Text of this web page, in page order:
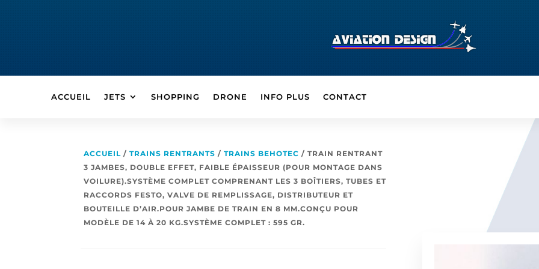
ACCUEIL JETS SHOPPING DRONE INFO PLUS CONTACT
ACCUEIL /TRAINS RENTRANTS /TRAINS BEHOTEC / TRAIN RENTRANT
3 JAMBES, DOUBLE EFFET, FAIBLE ÉPAISSEUR (POUR MONTAGE DANS
VOILURE).SYSTÈME COMPLET COMPRENANT LES 3 BOÎTIERS, TUBES ET
RACCORDS FESTO, VALVE DE REMPLISSAGE, DISTRIBUTEUR ET
BOUTEILLE D’AIR.POUR JAMBE DE TRAIN EN 8 MM.CONÇU POUR
MODÈLE DE 14 À 20 KG.SYSTÈME COMPLET : 595 GR.